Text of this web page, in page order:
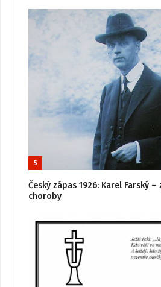
5
Český zápas 1926: Karel Farský
choroby